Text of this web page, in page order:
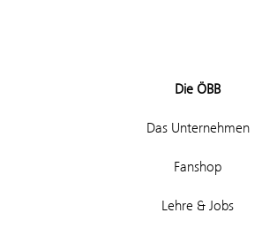
Die ÖBB
Das Unternehmen
Fanshop
Lehre & Jobs